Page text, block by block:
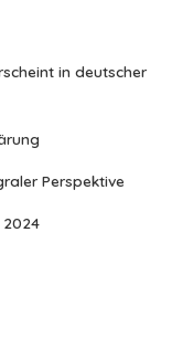
in deutscher
Perspektive
2024